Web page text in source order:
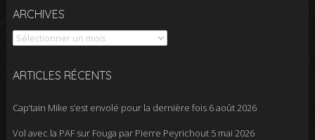
ARCHIVES
Archives
ARTICLES RÉCENTS
Cap’tain Mike s’est envolé pour la dernière fois 6 août 2026
Vol avec la PAF sur Fouga par Pierre Peyrichout 5 mai 2026